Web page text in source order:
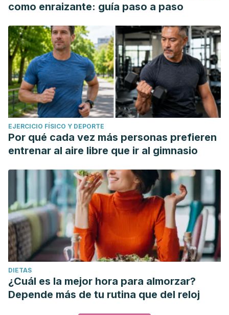
como enraizante: guía paso a paso
EJERCICIO FÍSICO Y DEPORTE
Por qué cada vez más personas prefieren
entrenar al aire libre que ir al gimnasio
DIETAS
¿Cuál es la mejor hora para almorzar?
Depende más de tu rutina que del reloj